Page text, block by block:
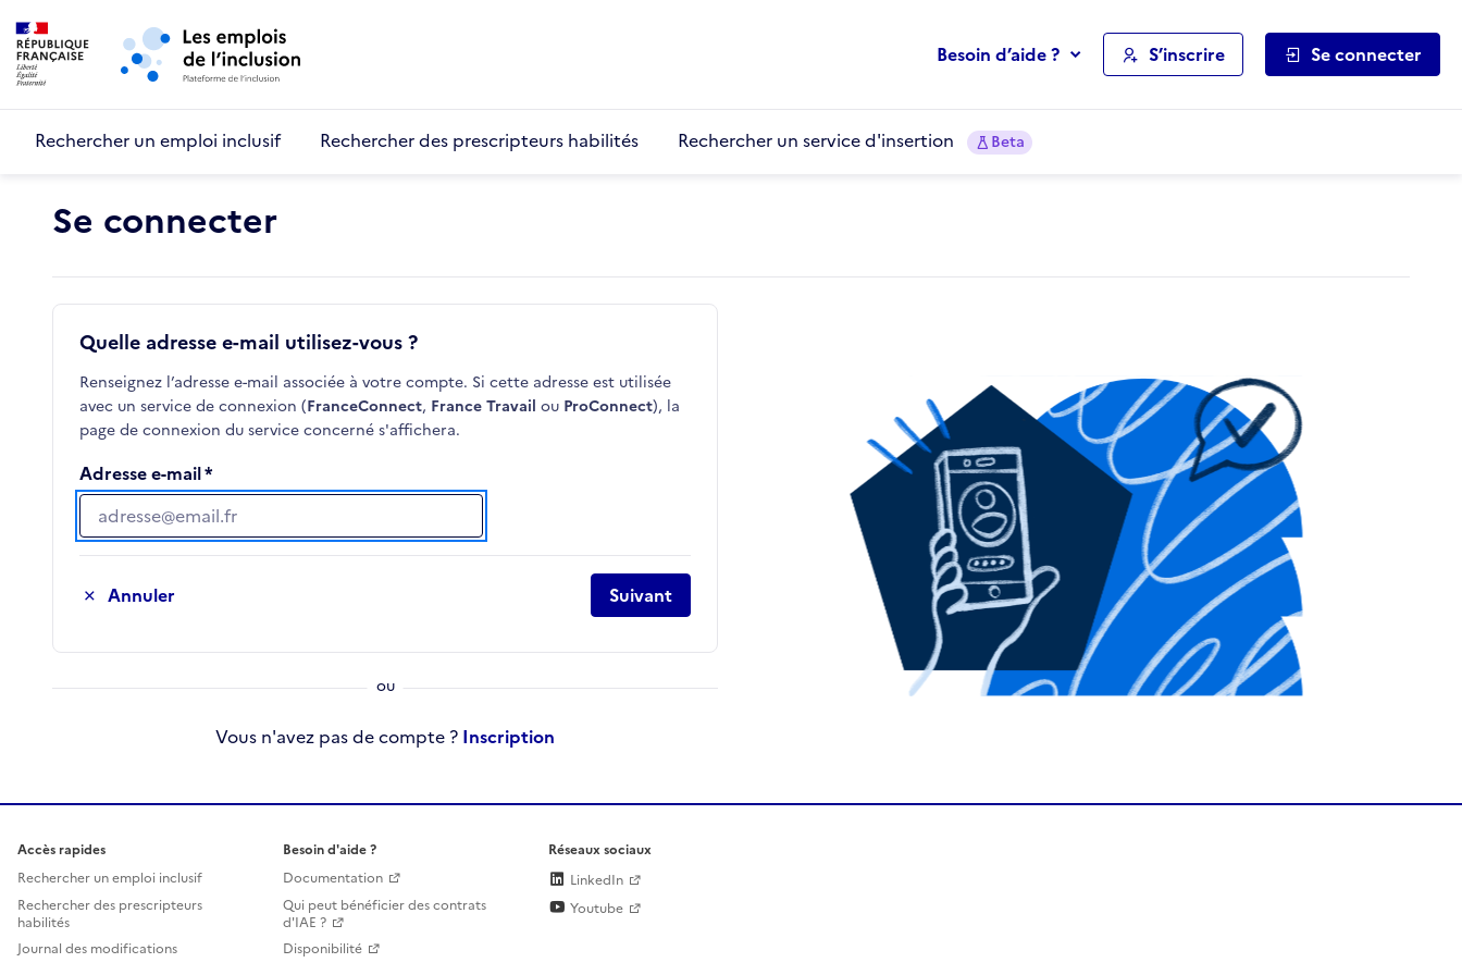
Aller au menu principal
Besoin d’aide ? S’inscrire Se connecter
Rechercher un emploi inclusif Rechercher des prescripteurs habilités Rechercher un service d'insertion Beta
Se connecter
Quelle adresse e-mail utilisez-vous ?
Renseignez l’adresse e-mail associée à votre compte. Si cette adresse est utilisée
avec un service de connexion (FranceConnect, France Travail ou ProConnect), la
page de connexion du service concerné s'affichera.
Adresse e-mail
Adresse e-mail
Annuler Suivant
Vous n'avez pas de compte ? Inscription
Accès rapides
Rechercher un emploi inclusif
Rechercher des prescripteurs
habilités
Journal des modifications
Besoin d'aide ?
Documentation
Qui peut bénéficier des contrats
d'IAE ?
Disponibilité
Réseaux sociaux
LinkedIn
Youtube